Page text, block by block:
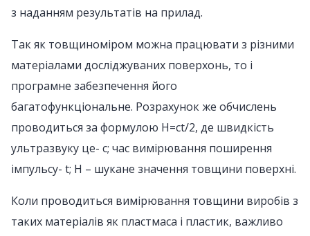
з наданням результатів на прилад.
Так як товщиноміром можна працювати з різними
матеріалами досліджуваних поверхонь, то і
програмне забезпечення його
багатофункціональне. Розрахунок же обчислень
проводиться за формулою H=ct/2, де швидкість
ультразвуку це- с; час вимірювання поширення
імпульсу- t; Н – шукане значення товщини поверхні.
Коли проводиться вимірювання товщини виробів з
таких матеріалів як пластмаса і пластик, важливо